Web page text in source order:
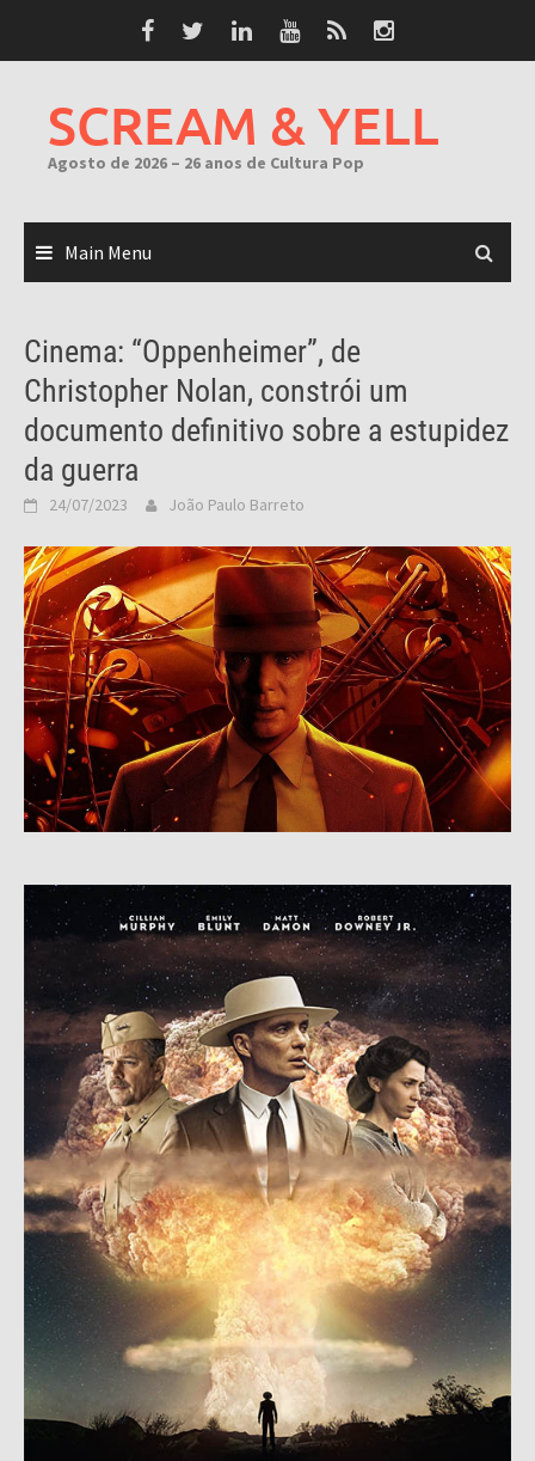
SCREAM & YELL
Agosto de 2026 – 26 anos de Cultura Pop
Main Menu
Cinema: “Oppenheimer”, de
Christopher Nolan, constrói um
documento definitivo sobre a estupidez
da guerra
24/07/2023 João Paulo Barreto